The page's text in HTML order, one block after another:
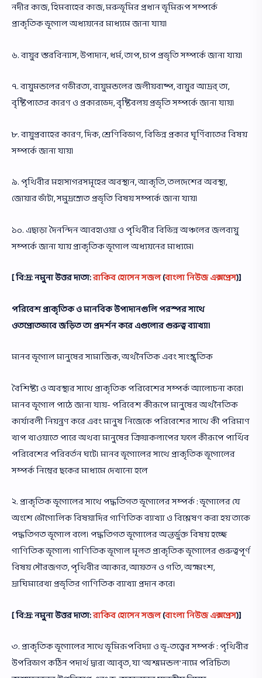
নদীর কাজ, হিমবাহের কাজ, মরুভূমির প্রধান ভূমিরূপ সম্পর্কে
প্রাকৃতিক ভূগোল অধ্যয়নের মাধ্যমে জানা যায়।
৬. বায়ুর স্তরবিন্যাস, উপাদান, ধর্ম, তাপ, চাপ প্রভৃতি সম্পর্কে জানা যায়।
৭. বায়ুমন্ডলের গভীরতা, বায়ুমন্ডলের জলীয়বাষ্প, বায়ুর আদ্রর্ তা,
বৃষ্টিপাতের কারণ ও প্রকারভেদ, বৃষ্টিবলয় প্রভৃতি সম্পর্কে জানা যায়।
৮. বায়ুপ্রবাহের কারণ, দিক, শ্রেণিবিভাগ, বিভিন্ন প্রকার ঘূর্ণিবাতের বিষয়
সম্পর্কে জানা যায়।
৯. পৃথিবীর মহাসাগরসমূহের অবস্থান, আকৃতি, তলদেশের অবস্থা,
জোয়ার ভাঁটা, সমুদ্রস্রোত প্রভৃতি বিষয় সম্পর্কে জানা যায়।
১০. এছাড়া দৈনন্দিন আবহাওয়া ও পৃথিবীর বিভিন্ন অঞ্চলের জলবায়ু
সম্পর্কে জানা যায় প্রাকৃতিক ভূগোল অধ্যয়নের মাধ্যমে।
[ বি:দ্র: নমুনা উত্তর দাতা:রাকিব হোসেন সজল(বাংলা নিউজ এক্সপ্রেস)]
পরিবেশ প্রাকৃতিক ও মানবিক উপাদানগুলি পরস্পর সাথে
ওতপ্রোতভাবে জড়িত তা প্রদর্শন করে এগুলোর গুরুত্ব ব্যাখ্যা।
মানব ভূগোল মানুষের সামাজিক, অর্থনৈতিক এবং সাংস্কৃতিক
বৈশিষ্ট্য ও অবস্থার সাথে প্রাকৃতিক পরিবেশের সম্পর্ক আলোচনা করে।
মানব ভূগোল পাঠে জানা যায়- পরিবেশ কীরূপে মানুষের অর্থনৈতিক
কার্যাবলী নিয়ন্ত্রণ করে এবং মানুষ নিজেকে পরিবেশের সাথে কী পরিমাণ
খাপ খাওয়াতে পারে অথবা মানুষের ক্রিয়াকলাপের ফলে কীরূপে পার্থিব
পরিবেশের পরিবর্তন ঘটে। মানব ভূগোলের সাথে প্রাকৃতিক ভূগোলের
সম্পর্ক নিম্নের ছকের মাধ্যমে দেখানো হলে
২. প্রাকৃতিক ভূগোলের সাথে পদ্ধতিগত ভূগোলের সম্পর্ক : ভূগোলের যে
অংশে ভৌগোলিক বিষয়াদির গাণিতিক ব্যাখ্যা ও বিশ্লেষণ করা হয় তাকে
পদ্ধতিগত ভূগোল বলে। পদ্ধতিগত ভূগোলের অন্তর্ভুক্ত বিষয় হচ্ছে
গাণিতিক ভূগোল। গাণিতিক ভূগোল মূলত প্রাকৃতিক ভূগোলের গুরুত্বপূর্ণ
বিষয় সৌরজগত, পৃথিবীর আকার, আয়তন ও গতি, অক্ষাংশ,
দ্রাঘিমারেখা প্রভৃতির গাণিতিক ব্যাখ্যা প্রদান করে।
[ বি:দ্র: নমুনা উত্তর দাতা:রাকিব হোসেন সজল(বাংলা নিউজ এক্সপ্রেস)]
৩. প্রাকৃতিক ভূগোলের সাথে ভূমিরূপবিদ্যা ও ভূ-তত্ত্বের সম্পর্ক : পৃথিবীর
উপরিভাগ কঠিন পদার্থ দ্বারা আবৃত, যা ‘অশ্মমন্ডল’ নামে পরিচিত।